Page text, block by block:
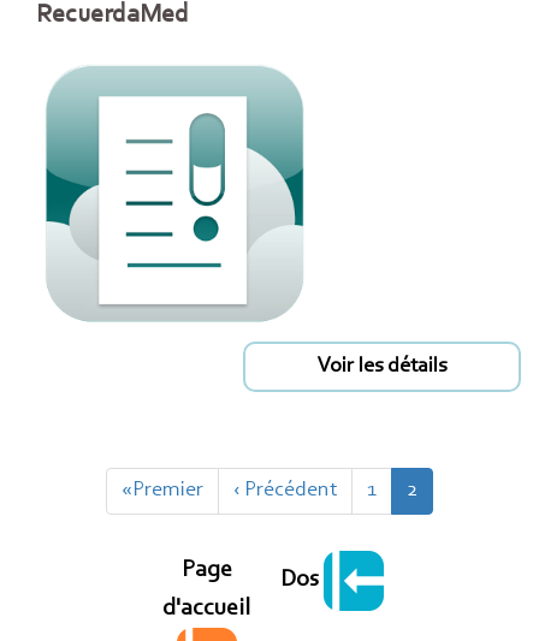
RecuerdaMed
Voir les détails
Pagination
Première
page
«Premier
Page
précédente
‹ Précédent Page
1
Page
courante
2
Page
d'accueil
Dos